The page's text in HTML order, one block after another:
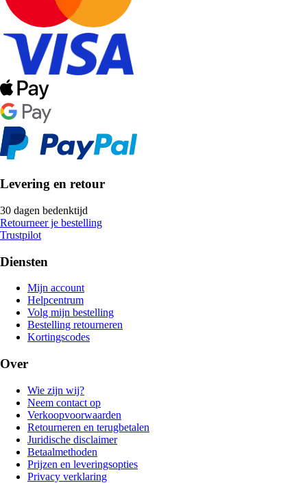
Levering en retour
30 dagen bedenktijd
Retourneer je bestelling
Trustpilot
Diensten
Mijn account
Helpcentrum
Volg mijn bestelling
Bestelling retourneren
Kortingscodes
Over
Wie zijn wij?
Neem contact op
Verkoopvoorwaarden
Retourneren en terugbetalen
Juridische disclaimer
Betaalmethoden
Prijzen en leveringsopties
Privacy verklaring